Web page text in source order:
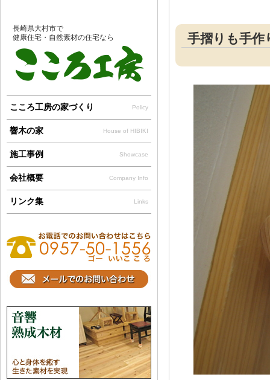
手摺りも手作
長崎県大村市で
健康住宅・自然素材の住宅なら
こころ工房の家づくり Policy
響木の家 House of HIBIKI
施工事例 Showcase
会社概要 Company Info
リンク集 Links